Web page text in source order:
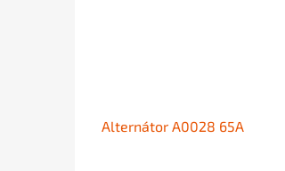
Alternátor A0028 65A